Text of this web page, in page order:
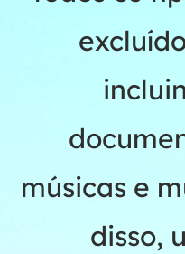
músicas e
disso,